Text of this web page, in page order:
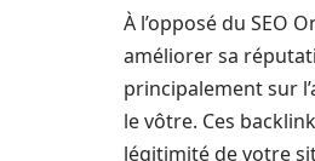
À l’opposé du SEO
améliorer sa
principalement sur
le vôtre. Ces
légitimité de votre